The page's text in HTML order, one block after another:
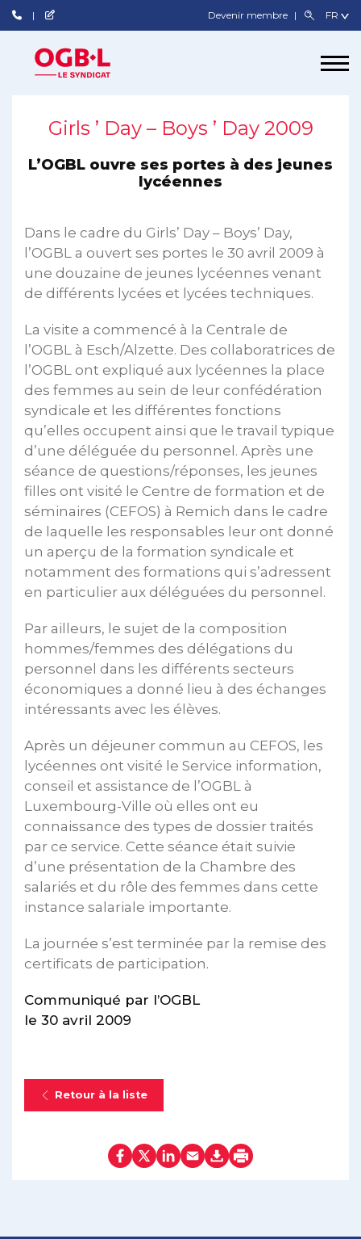
Devenir membre
Girls ’ Day – Boys ’ Day 2009
L’OGBL ouvre ses portes à des jeunes
lycéennes
Dans le cadre du Girls’ Day – Boys’ Day,
l’OGBL a ouvert ses portes le 30 avril 2009 à
une douzaine de jeunes lycéennes venant
de différents lycées et lycées techniques.
La visite a commencé à la Centrale de
l’OGBL à Esch/Alzette. Des collaboratrices de
l’OGBL ont expliqué aux lycéennes la place
des femmes au sein de leur confédération
syndicale et les différentes fonctions
qu’elles occupent ainsi que le travail typique
d’une déléguée du personnel. Après une
séance de questions/réponses, les jeunes
filles ont visité le Centre de formation et de
séminaires (CEFOS) à Remich dans le cadre
de laquelle les responsables leur ont donné
un aperçu de la formation syndicale et
notamment des formations qui s’adressent
en particulier aux déléguées du personnel.
Par ailleurs, le sujet de la composition
hommes/femmes des délégations du
personnel dans les différents secteurs
économiques a donné lieu à des échanges
intéressants avec les élèves.
Après un déjeuner commun au CEFOS, les
lycéennes ont visité le Service information,
conseil et assistance de l’OGBL à
Luxembourg-Ville où elles ont eu
connaissance des types de dossier traités
par ce service. Cette séance était suivie
d’une présentation de la Chambre des
salariés et du rôle des femmes dans cette
instance salariale importante.
La journée s’est terminée par la remise des
certificats de participation.
Communiqué par l’OGBL
le 30 avril 2009
Retour à la liste